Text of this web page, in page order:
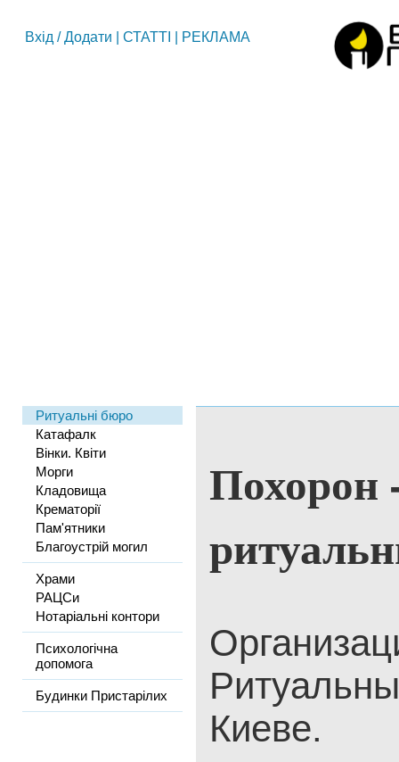
Вхід /Додати СТАТТІ РЕКЛАМА
Ритуальні бюро
Катафалк
Вінки. Квіти
Морги
Кладовища
Крематорії
Пам'ятники
Благоустрій могил
Храми
РАЦСи
Нотаріальні контори
Психологічна
допомога
Будинки Пристарілих
Похорон
Киеве.